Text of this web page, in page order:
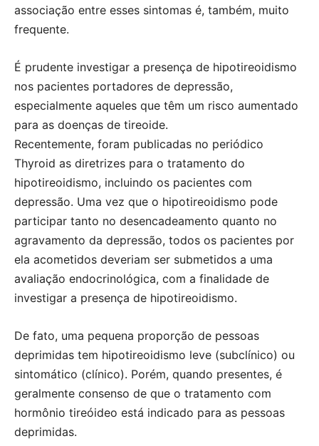
associação entre esses sintomas é, também, muito
frequente.
É prudente investigar a presença de hipotireoidismo
nos pacientes portadores de depressão,
especialmente aqueles que têm um risco aumentado
para as doenças de tireoide.
Recentemente, foram publicadas no periódico
Thyroid as diretrizes para o tratamento do
hipotireoidismo, incluindo os pacientes com
depressão. Uma vez que o hipotireoidismo pode
participar tanto no desencadeamento quanto no
agravamento da depressão, todos os pacientes por
ela acometidos deveriam ser submetidos a uma
avaliação endocrinológica, com a finalidade de
investigar a presença de hipotireoidismo.
De fato, uma pequena proporção de pessoas
deprimidas tem hipotireoidismo leve (subclínico) ou
sintomático (clínico). Porém, quando presentes, é
geralmente consenso de que o tratamento com
hormônio tireóideo está indicado para as pessoas
deprimidas.